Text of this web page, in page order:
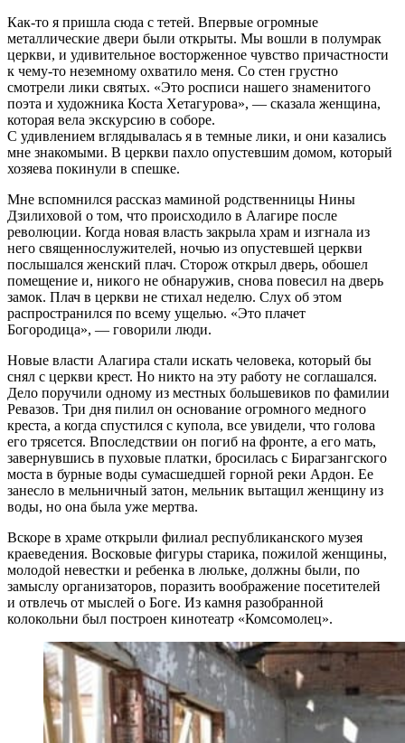
Как-то я пришла сюда с тетей. Впервые огромные
металлические двери были открыты. Мы вошли в полумрак
церкви, и удивительное восторженное чувство причастности
к чему-то неземному охватило меня. Со стен грустно
смотрели лики святых. «Это росписи нашего знаменитого
поэта и художника Коста Хетагурова», — сказала женщина,
которая вела экскурсию в соборе.
С удивлением вглядывалась я в темные лики, и они казались
мне знакомыми. В церкви пахло опустевшим домом, который
хозяева покинули в спешке.
Мне вспомнился рассказ маминой родственницы Нины
Дзилиховой о том, что происходило в Алагире после
революции. Когда новая власть закрыла храм и изгнала из
него священнослужителей, ночью из опустевшей церкви
послышался женский плач. Сторож открыл дверь, обошел
помещение и, никого не обнаружив, снова повесил на дверь
замок. Плач в церкви не стихал неделю. Слух об этом
распространился по всему ущелью. «Это плачет
Богородица», — говорили люди.
Новые власти Алагира стали искать человека, который бы
снял с церкви крест. Но никто на эту работу не соглашался.
Дело поручили одному из местных большевиков по фамилии
Ревазов. Три дня пилил он основание огромного медного
креста, а когда спустился с купола, все увидели, что голова
его трясется. Впоследствии он погиб на фронте, а его мать,
завернувшись в пуховые платки, бросилась с Бирагзангского
моста в бурные воды сумасшедшей горной реки Ардон. Ее
занесло в мельничный затон, мельник вытащил женщину из
воды, но она была уже мертва.
Вскоре в храме открыли филиал респуб­ликанского музея
краеведения. Восковые фигуры старика, пожилой женщины,
молодой невестки и ребенка в люльке, должны были, по
замыслу организаторов, поразить воображение посетителей
и отвлечь от мыслей о Боге. Из камня разобранной
колокольни был построен кинотеатр «Комсомолец».